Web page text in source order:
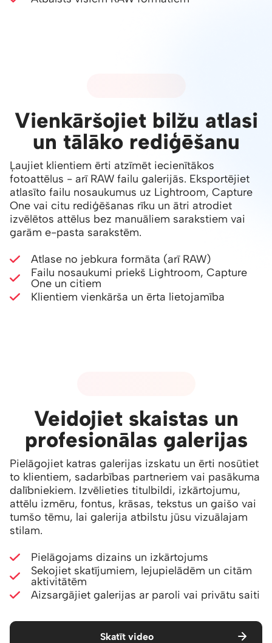
Vienkāršojiet bilžu atlasi
un tālāko rediģēšanu
Ļaujiet klientiem ērti atzīmēt iecienītākos
fotoattēlus - arī RAW failu galerijās. Eksportējiet
atlasīto failu nosaukumus uz Lightroom, Capture
One vai citu rediģēšanas rīku un ātri atrodiet
izvēlētos attēlus bez manuāliem sarakstiem vai
garām e-pasta sarakstēm.
Atlase no jebkura formāta (arī RAW)
Failu nosaukumi priekš Lightroom, Capture
One un citiem
Klientiem vienkārša un ērta lietojamība
Veidojiet skaistas un
profesionālas galerijas
Pielāgojiet katras galerijas izskatu un ērti nosūtiet
to klientiem, sadarbības partneriem vai pasākuma
dalībniekiem. Izvēlieties titulbildi, izkārtojumu,
attēlu izmēru, fontus, krāsas, tekstus un gaišo vai
tumšo tēmu, lai galerija atbilstu jūsu vizuālajam
stilam.
Pielāgojams dizains un izkārtojums
Sekojiet skatījumiem, lejupielādēm un citām
aktivitātēm
Aizsargājiet galerijas ar paroli vai privātu saiti
Skatīt video